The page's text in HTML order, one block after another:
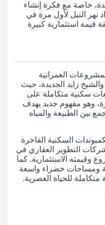
خاصة مع فكرة إنشاء
نهر النيل لأول مرة في
قيمة استثمارية كبيرة
العمرانية
زايد الجديدة، حيث
سكنية متكاملة على
وهو مفهوم جديد يهدف
بين الطبيعة والمياه
السكنية الفاخرة
التطوير العقاري في
وقيمته الاستثمارية. كما
ومساحات خضراء واسعة
متكاملة للحياة العصرية.